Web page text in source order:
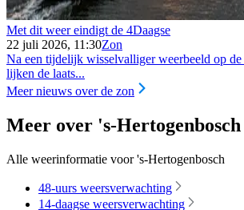
Met dit weer eindigt de 4Daagse
22 juli 2026, 11:30Zon
Na een tijdelijk wisselvalliger weerbeeld op
lijken de laats...
Meer nieuws over de zon
Meer over 's-Hertogenbosch
Alle weerinformatie voor 's-Hertogenbosch
48-uurs weersverwachting
14-daagse weersverwachting